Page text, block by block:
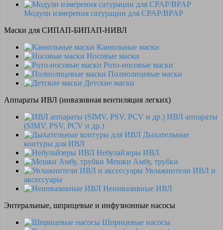
Модули измерения сатурации для CPAP/BPAP
Маски для СИПАП-БИПАП-НИВЛ
Канюльные маски
Носовые маски
Рото-носовые маски
Полнолицевые маски
Детские маски
Аппараты ИВЛ (инвазивная вентиляция легких)
ИВЛ аппараты
(SIMV, PSV, PCV и др.)
Дыхательные
контуры для ИВЛ
Небулайзеры ИВЛ
Мешки Амбу, трубки
Увлажнители ИВЛ и
аксессуары
Неинвазивные ИВЛ
Энтеральные, шприцевые и инфузионные насосы
Шприцевые насосы